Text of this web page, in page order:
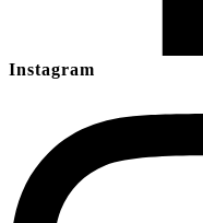
Instagram